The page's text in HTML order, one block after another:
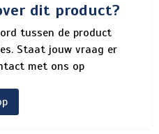
dit product?
tussen de product
Staat jouw vraag er
met ons op